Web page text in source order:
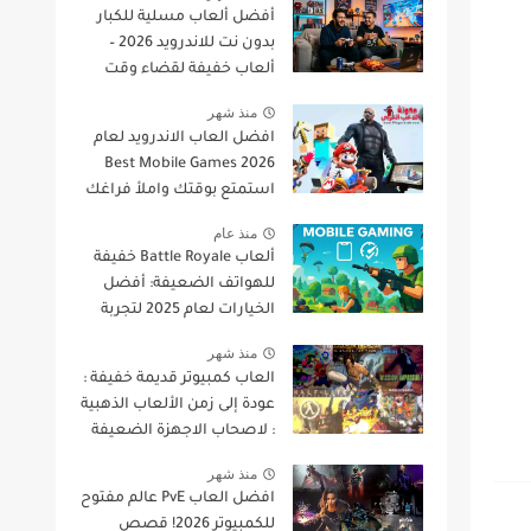
أفضل ألعاب مسلية للكبار
بدون نت للاندرويد 2026 –
ألعاب خفيفة لقضاء وقت
منذ شهر
افضل العاب الاندرويد لعام
2026 Best Mobile Games
استمتع بوقتك واملأ فراغك
منذ عام
ألعاب Battle Royale خفيفة
للهواتف الضعيفة: أفضل
الخيارات لعام 2025 لتجربة
منذ شهر
العاب كمبيوتر قديمة خفيفة :
عودة إلى زمن الألعاب الذهبية
: لاصحاب الاجهزة الضعيفة
منذ شهر
افضل العاب PvE عالم مفتوح
للكمبيوتر 2026! قصص